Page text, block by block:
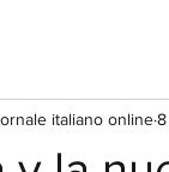
italiano online